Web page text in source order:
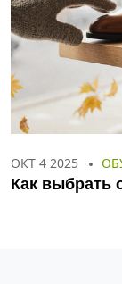
ОКТ 4 2025
Как выбрать